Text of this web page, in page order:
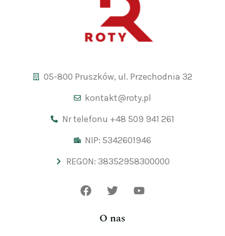
05-800 Pruszków, ul. Przechodnia 32
kontakt@roty.pl
Nr telefonu +48 509 941 261
NIP: 5342601946
REGON: 38352958300000
O nas